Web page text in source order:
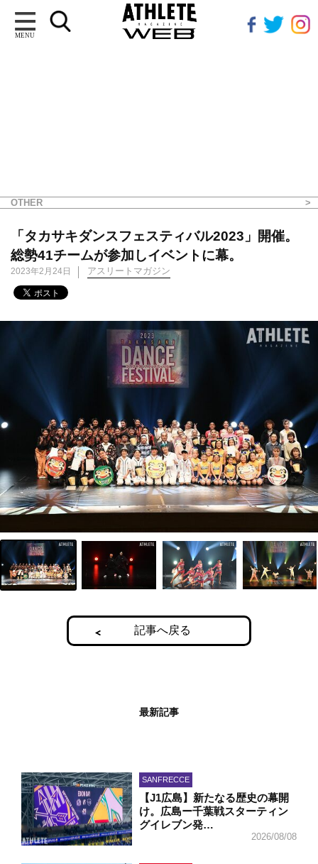
MENU
OTHER
「タカサキダンスフェスティバル2023」開催。
総勢41チームが参加しイベントに幕。
2023年2月24日 アスリートマガジン
記事へ戻る
最新記事
SANFRECCE
【J1広島】新たなる歴史の幕開
け。広島ー千葉戦スターティン
グイレブン発…
2026/08/08